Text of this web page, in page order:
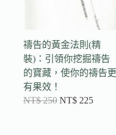
禱告的黃金法則(精
裝)：引領你挖掘禱告
的寶藏，使你的禱告更
有果效！
NT$250 NT$ 225